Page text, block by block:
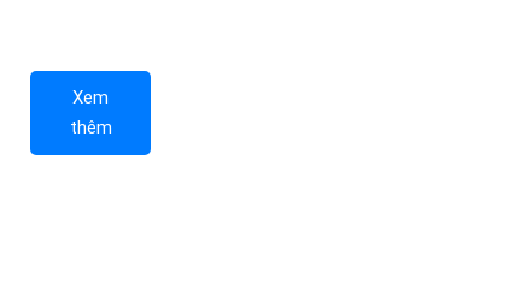
Xem
thêm